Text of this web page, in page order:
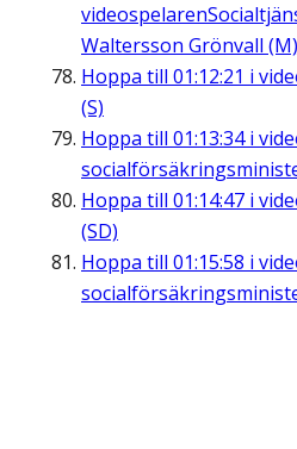
videospelaren
Waltersson Grönvall (M)
Hoppa till 01:12:21 i
(S)
Hoppa till 01:13:34i
Hoppa till 01:14:47 i
(SD)
Hoppa till 01:15:58 i